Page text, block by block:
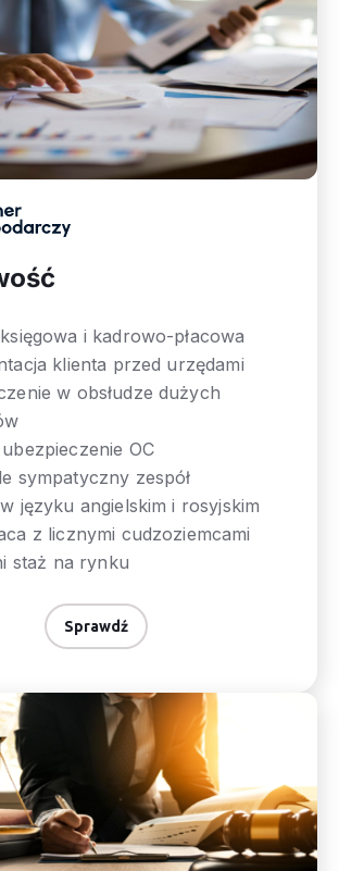
i kadrowo-płacowa
klienta przed urzędami
w obsłudze dużych
OC
sympatyczny zespół
w języku angielskim i rosyjskim
z licznymi cudzoziemcami
staż na rynku
Sprawdź